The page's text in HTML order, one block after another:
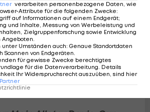
verarbeiten personenbezogene Daten, wie
Attribute für die folgenden Zwecke:
auf Informationen auf einem Endgerät;
und Inhalte, Messung von Werbeleistung und
Zielgruppenforschung sowie Entwicklung
Angeboten.
Umständen auch: Genaue Standortdaten
Scannen von Endgeräten.
für gewisse Zwecke berechtigtes
für die Datenverarbeitung. Details
Ihr Widerspruchsrecht auszuüben, sind hier
Partner